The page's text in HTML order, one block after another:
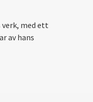
med ett
av hans